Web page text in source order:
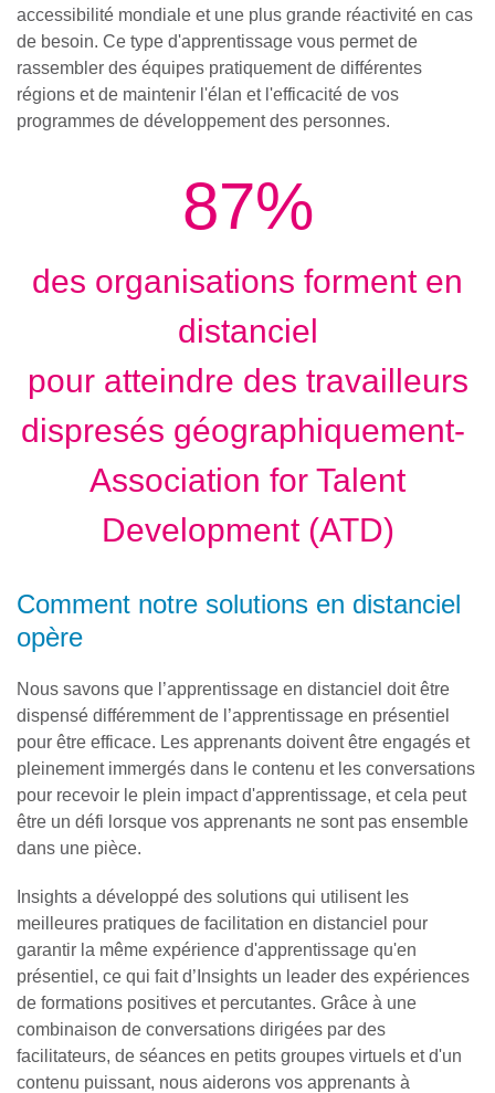
accessibilité mondiale et une plus grande réactivité en cas
de besoin. Ce type d'apprentissage vous permet de
rassembler des équipes pratiquement de différentes
régions et de maintenir l'élan et l'efficacité de vos
programmes de développement des personnes.
87%
des organisations forment en
distanciel
pour atteindre des travailleurs
dispresés géographiquement-
Association for Talent
Development (ATD)
Comment notre solutions en distanciel
opère
Nous savons que l’apprentissage en distanciel doit être
dispensé différemment de l’apprentissage en présentiel
pour être efficace. Les apprenants doivent être engagés et
pleinement immergés dans le contenu et les conversations
pour recevoir le plein impact d'apprentissage, et cela peut
être un défi lorsque vos apprenants ne sont pas ensemble
dans une pièce.
Insights a développé des solutions qui utilisent les
meilleures pratiques de facilitation en distanciel pour
garantir la même expérience d'apprentissage qu'en
présentiel, ce qui fait d’Insights un leader des expériences
de formations positives et percutantes. Grâce à une
combinaison de conversations dirigées par des
facilitateurs, de séances en petits groupes virtuels et d'un
contenu puissant, nous aiderons vos apprenants à